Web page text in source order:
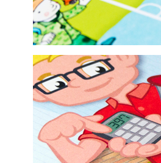
VCD
Mein erstes
Das Telefonbuch-
Kinderheft zum Thema Zahlen